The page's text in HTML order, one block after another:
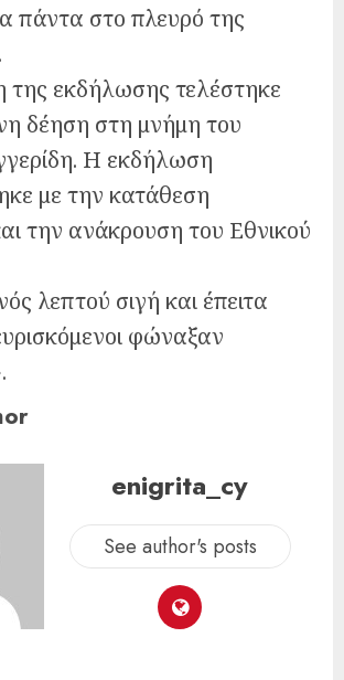
πάντα στο πλευρό της
της εκδήλωσης τελέστηκε
δέηση στη μνήμη του
Η εκδήλωση
με την κατάθεση
την ανάκρουση του Εθνικού
λεπτού σιγή και έπειτα
φώναξαν
enigrita_cy
See author's posts